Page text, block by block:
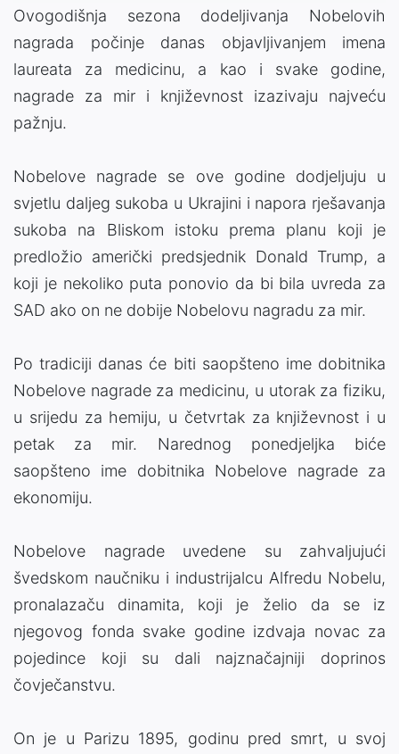
Ovogodišnja sezona dodeljivanja Nobelovih
nagrada počinje danas objavljivanjem imena
laureata za medicinu, a kao i svake godine,
nagrade za mir i književnost izazivaju najveću
pažnju.
Nobelove nagrade se ove godine dodjeljuju u
svjetlu daljeg sukoba u Ukrajini i napora rješavanja
sukoba na Bliskom istoku prema planu koji je
predložio američki predsjednik Donald Trump, a
koji je nekoliko puta ponovio da bi bila uvreda za
SAD ako on ne dobije Nobelovu nagradu za mir.
Po tradiciji danas će biti saopšteno ime dobitnika
Nobelove nagrade za medicinu, u utorak za fiziku,
u srijedu za hemiju, u četvrtak za književnost i u
petak za mir. Narednog ponedjeljka biće
saopšteno ime dobitnika Nobelove nagrade za
ekonomiju.
Nobelove nagrade uvedene su zahvaljujući
švedskom naučniku i industrijalcu Alfredu Nobelu,
pronalazaču dinamita, koji je želio da se iz
njegovog fonda svake godine izdvaja novac za
pojedince koji su dali najznačajniji doprinos
čovječanstvu.
On je u Parizu 1895, godinu pred smrt, u svoj